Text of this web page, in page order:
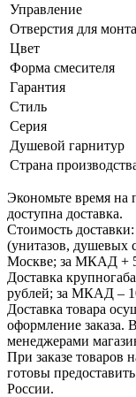
Управление
Отверстия для
Цвет
Форма смесителя
Гарантия
Стиль
Серия
Душевой гарнитур
Страна
Экономьте время на
доступна доставка.
Стоимость
(унитазов, душевых
Москве; за МКАД +
Доставка
рублей; за МКАД –
Доставка товара
оформление заказа.
менеджерами
При заказе товаров
готовы
России.